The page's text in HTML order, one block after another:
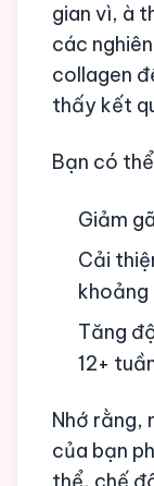
gian vì, à
các
collagen
thấy kết
Bạn có
Giảm
Cải
khoảng
Tăng
12+
Nhớ rằng,
của bạn